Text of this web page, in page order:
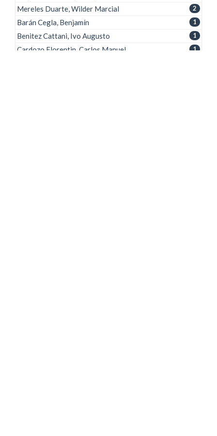
2
Mereles Duarte, Wilder Marcial
1
Barán Cegla, Benjamín
1
Benitez Cattani, Ivo Augusto
1
Cardozo Florentin, Carlos Manuel